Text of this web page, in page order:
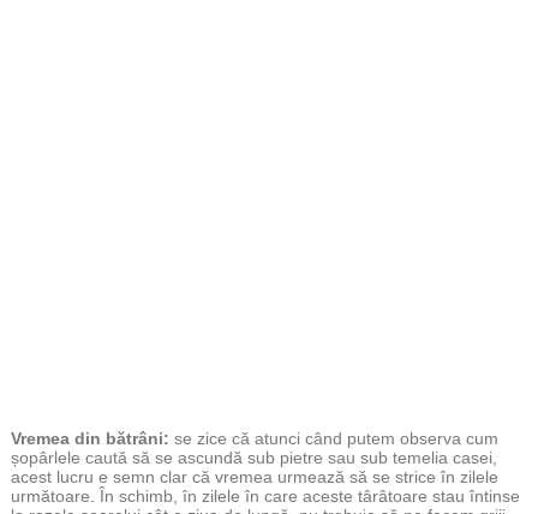
Vremea din bătrâni: se zice că atunci când putem observa cum
șopârlele caută să se ascundă sub pietre sau sub temelia casei,
acest lucru e semn clar că vremea urmează să se strice în zilele
următoare. În schimb, în zilele în care aceste târâtoare stau întinse